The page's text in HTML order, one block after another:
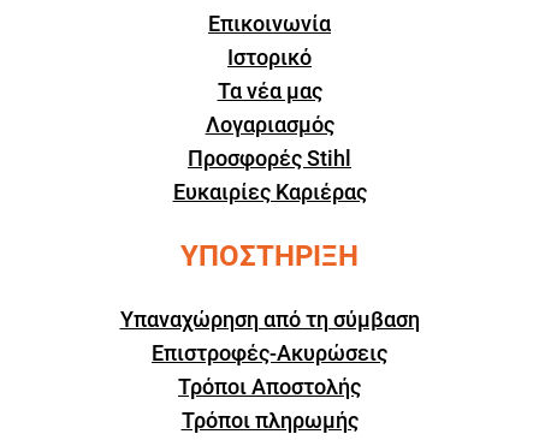
Επικοινωνία
Ιστορικό
Τα νέα μας
Λογαριασμός
Προσφορές Stihl
Ευκαιρίες Καριέρας
ΥΠΟΣΤΗΡΙΞΗ
Υπαναχώρηση από τη σύμβαση
Επιστροφές-Ακυρώσεις
Τρόποι Αποστολής
Τρόποι πληρωμής